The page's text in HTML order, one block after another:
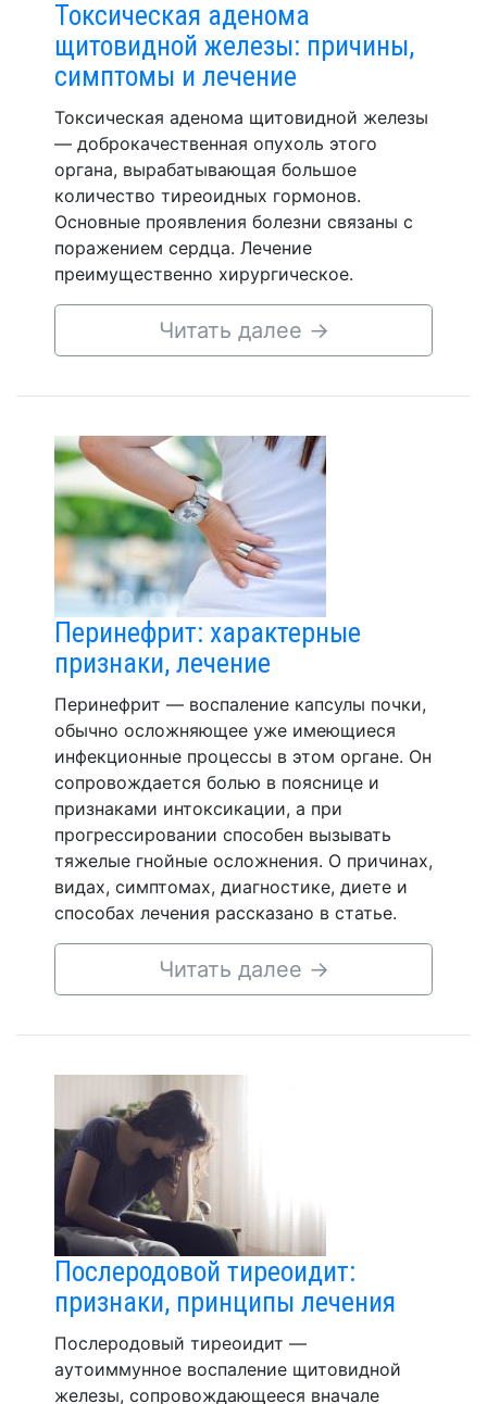
Токсическая аденома
щитовидной железы: причины,
симптомы и лечение
Токсическая аденома щитовидной железы
— доброкачественная опухоль этого
органа, вырабатывающая большое
количество тиреоидных гормонов.
Основные проявления болезни связаны с
поражением сердца. Лечение
преимущественно хирургическое.
Читать далее →
Перинефрит: характерные
признаки, лечение
Перинефрит — воспаление капсулы почки,
обычно осложняющее уже имеющиеся
инфекционные процессы в этом органе. Он
сопровождается болью в пояснице и
признаками интоксикации, а при
прогрессировании способен вызывать
тяжелые гнойные осложнения. О причинах,
видах, симптомах, диагностике, диете и
способах лечения рассказано в статье.
Читать далее →
Послеродовой тиреоидит:
признаки, принципы лечения
Послеродовый тиреоидит —
аутоиммунное воспаление щитовидной
железы, сопровождающееся вначале